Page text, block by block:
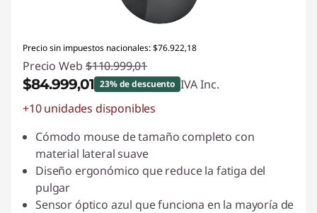
Precio sin impuestos nacionales: $76.922,18
Precio Web $110.999,01
$84.999,01 23% de descuento IVA Inc.
Descuento prod (inc IVA) :
+10 unidades disponibles
Cómodo mouse de tamaño completo con
material lateral suave
Diseño ergonómico que reduce la fatiga del
pulgar
Sensor óptico azul que funciona en la mayoría de